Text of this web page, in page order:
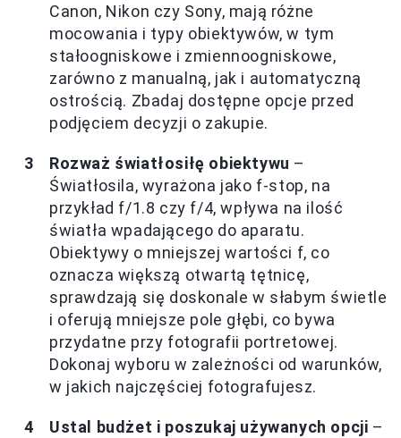
Canon, Nikon czy Sony, mają różne
mocowania i typy obiektywów, w tym
stałoogniskowe i zmiennoogniskowe,
zarówno z manualną, jak i automatyczną
ostrością. Zbadaj dostępne opcje przed
podjęciem decyzji o zakupie.
Rozważ światłosiłę obiektywu –
Światłosila, wyrażona jako f-stop, na
przykład f/1.8 czy f/4, wpływa na ilość
światła wpadającego do aparatu.
Obiektywy o mniejszej wartości f, co
oznacza większą otwartą tętnicę,
sprawdzają się doskonale w słabym świetle
i oferują mniejsze pole głębi, co bywa
przydatne przy fotografii portretowej.
Dokonaj wyboru w zależności od warunków,
w jakich najczęściej fotografujesz.
Ustal budżet i poszukaj używanych opcji –